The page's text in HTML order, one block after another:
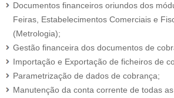
Documentos financeiros oriundos dos
Feiras, Estabelecimentos Comerciais e
(Metrologia);
Gestão financeira dos documentos de
Importação e Exportação de ficheiros de
Parametrização de dados de cobrança;
Manutenção da conta corrente de todas